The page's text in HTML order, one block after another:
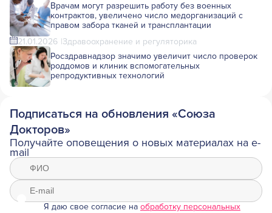
Врачам могут разрешить работу без военных
контрактов, увеличено число медорганизаций с
правом забора тканей и трансплантации
21.01.2026 Здравоохранение и регуляторика
Росздравнадзор значимо увеличит число проверок
роддомов и клиник вспомогательных
репродуктивных технологий
Подписаться на обновления «Союза
Докторов»
Получайте оповещения о новых материалах на e-
mail
Я даю свое согласие на обработку персональных